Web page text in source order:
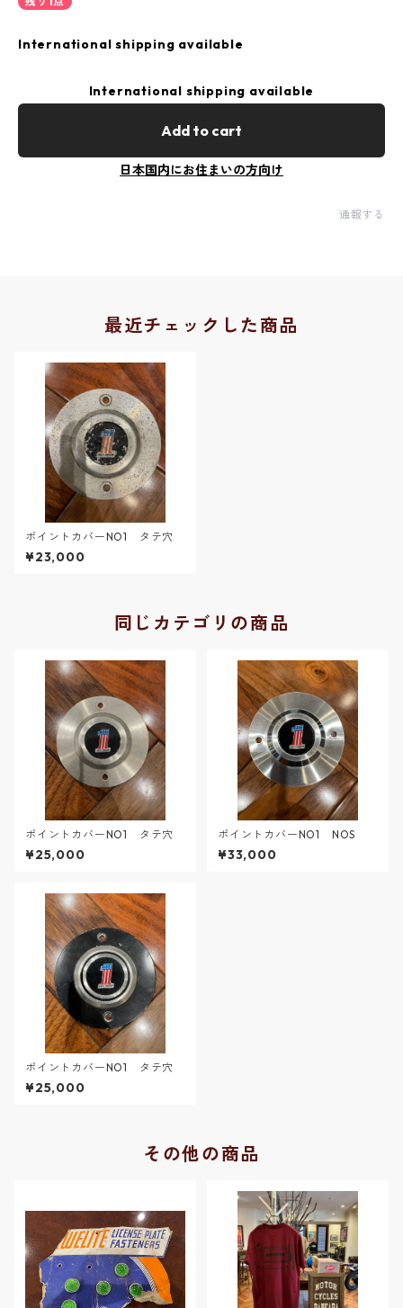
International shipping available
International shipping available
Add to cart
日本国内にお住まいの方向け
通報する
最近チェックした商品
ポイントカバーNO1 タテ穴
¥23,000
同じカテゴリの商品
ポイントカバーNO1 タテ穴
¥25,000
ポイントカバーNO1 NOS
¥33,000
ポイントカバーNO1 タテ穴
¥25,000
その他の商品